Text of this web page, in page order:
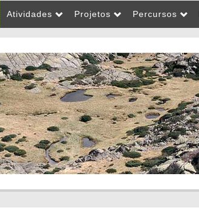
Atividades Projetos Percursos